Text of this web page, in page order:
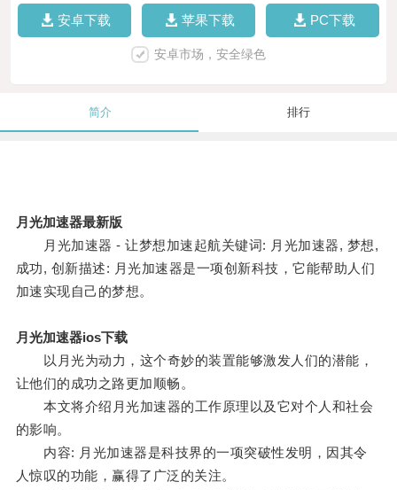
安卓下载 苹果下载 PC下载
安卓市场，安全绿色
简介 排行
月光加速器最新版
月光加速器 - 让梦想加速起航关键词: 月光加速器, 梦想,
成功, 创新描述: 月光加速器是一项创新科技，它能帮助人们
加速实现自己的梦想。
月光加速器ios下载
以月光为动力，这个奇妙的装置能够激发人们的潜能，
让他们的成功之路更加顺畅。
本文将介绍月光加速器的工作原理以及它对个人和社会
的影响。
内容: 月光加速器是科技界的一项突破性发明，因其令
人惊叹的功能，赢得了广泛的关注。